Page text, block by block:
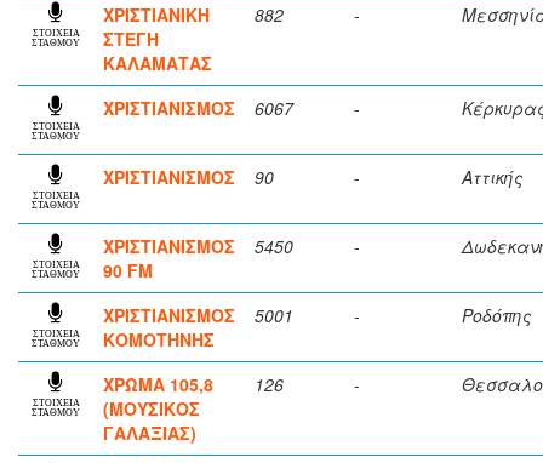
ΣΤΟΙΧΕΙΑ
ΣΤΑΘΜΟΥ
ΧΡΙΣΤΙΑΝΙΚΗ
ΣΤΕΓΗ
ΚΑΛΑΜΑΤΑΣ
882 -
ΣΤΟΙΧΕΙΑ
ΣΤΑΘΜΟΥ
ΧΡΙΣΤΙΑΝΙΣΜΟΣ 6067 -
ΣΤΟΙΧΕΙΑ
ΣΤΑΘΜΟΥ
ΧΡΙΣΤΙΑΝΙΣΜΟΣ 90 - Αττικής
ΣΤΟΙΧΕΙΑ
ΣΤΑΘΜΟΥ
ΧΡΙΣΤΙΑΝΙΣΜΟΣ
90 FM
5450 -
ΣΤΟΙΧΕΙΑ
ΣΤΑΘΜΟΥ
ΧΡΙΣΤΙΑΝΙΣΜΟΣ
ΚΟΜΟΤΗΝΗΣ
5001 - Ροδόπης
ΣΤΟΙΧΕΙΑ
ΣΤΑΘΜΟΥ
ΧΡΩΜΑ 105,8
(ΜΟΥΣΙΚΟΣ
ΓΑΛΑΞΙΑΣ)
126 -